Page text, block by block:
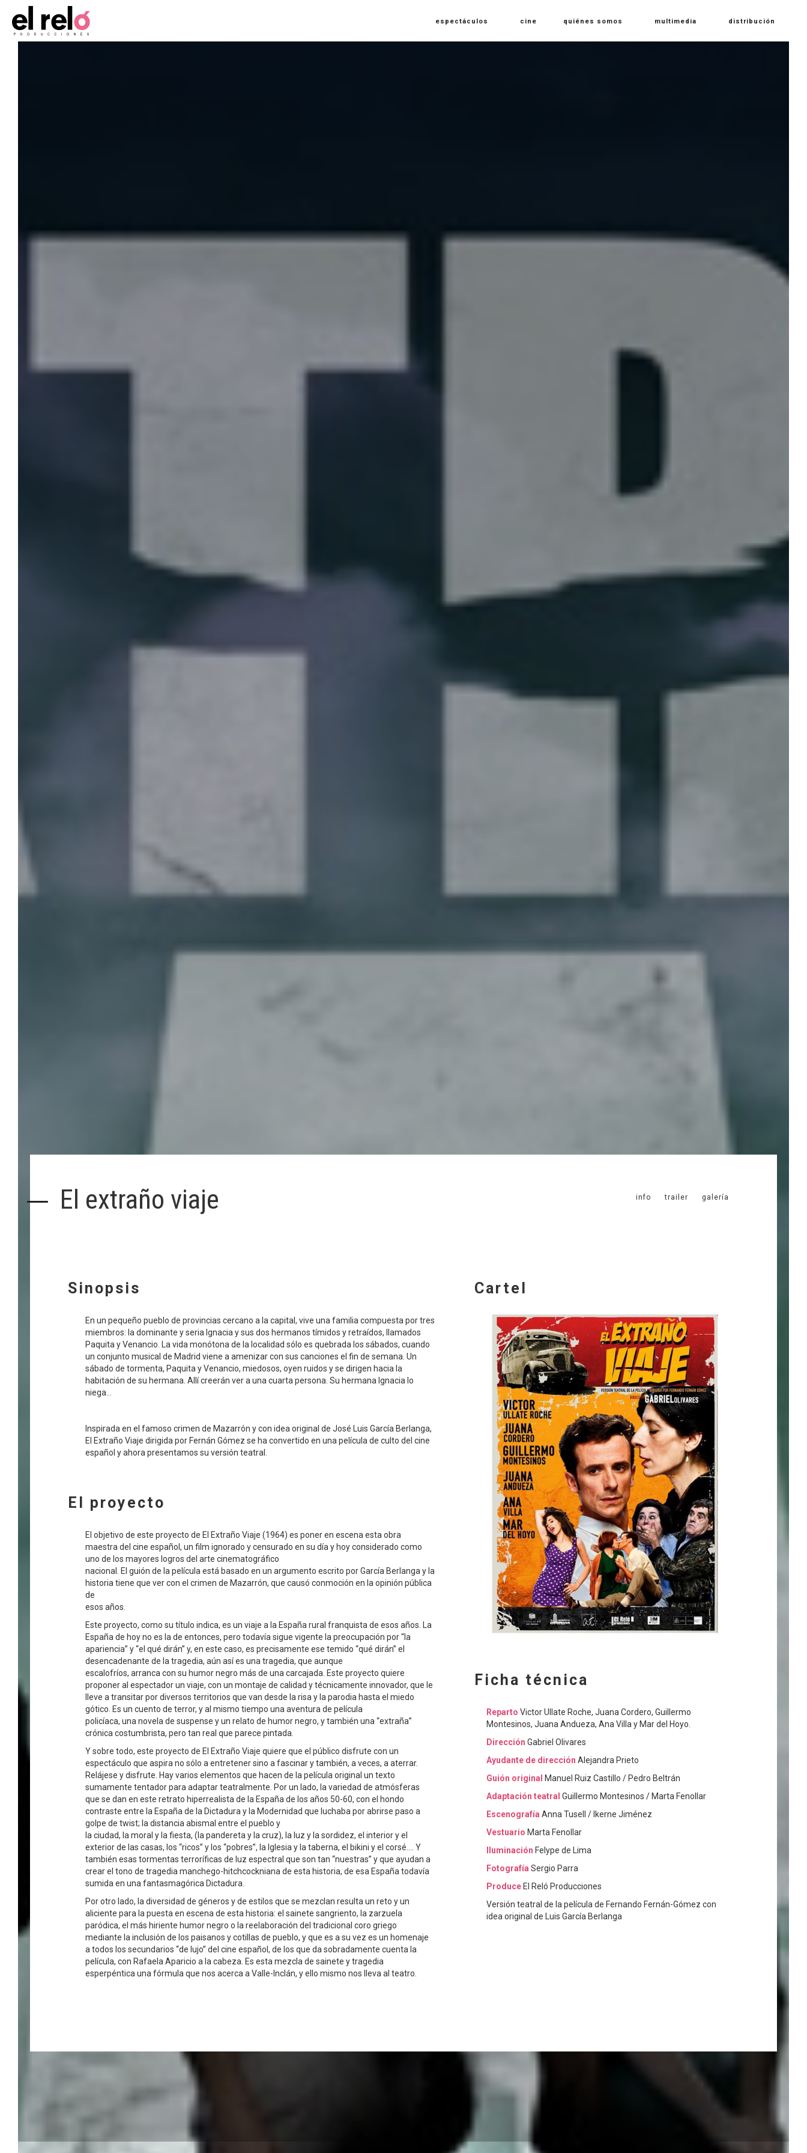
espectáculos cine quiénes somos multimedia distribución
El extraño viaje info trailer galería
Sinopsis
En un pequeño pueblo de provincias cercano a la capital, vive una familia compuesta por tres
miembros: la dominante y seria Ignacia y sus dos hermanos tímidos y retraídos, llamados
Paquita y Venancio. La vida monótona de la localidad sólo es quebrada los sábados, cuando
un conjunto musical de Madrid viene a amenizar con sus canciones el fin de semana. Un
sábado de tormenta, Paquita y Venancio, miedosos, oyen ruidos y se dirigen hacia la
habitación de su hermana. Allí creerán ver a una cuarta persona. Su hermana Ignacia lo
niega…
Inspirada en el famoso crimen de Mazarrón y con idea original de José Luis García Berlanga,
El Extraño Viaje dirigida por Fernán Gómez se ha convertido en una película de culto del cine
español y ahora presentamos su versión teatral.
El proyecto
El objetivo de este proyecto de El Extraño Viaje (1964) es poner en escena esta obra
maestra del cine español, un film ignorado y censurado en su día y hoy considerado como
uno de los mayores logros del arte cinematográfico
nacional. El guión de la película está basado en un argumento escrito por García Berlanga y la
historia tiene que ver con el crimen de Mazarrón, que causó conmoción en la opinión pública
de
esos años.
Este proyecto, como su título indica, es un viaje a la España rural franquista de esos años. La
España de hoy no es la de entonces, pero todavía sigue vigente la preocupación por “la
apariencia” y “el qué dirán” y, en este caso, es precisamente ese temido “qué dirán” el
desencadenante de la tragedia, aún así es una tragedia, que aunque
escalofríos, arranca con su humor negro más de una carcajada. Este proyecto quiere
proponer al espectador un viaje, con un montaje de calidad y técnicamente innovador, que le
lleve a transitar por diversos territorios que van desde la risa y la parodia hasta el miedo
gótico. Es un cuento de terror, y al mismo tiempo una aventura de película
policíaca, una novela de suspense y un relato de humor negro, y también una “extraña”
crónica costumbrista, pero tan real que parece pintada.
Y sobre todo, este proyecto de El Extraño Viaje quiere que el público disfrute con un
espectáculo que aspira no sólo a entretener sino a fascinar y también, a veces, a aterrar.
Relájese y disfrute. Hay varios elementos que hacen de la película original un texto
sumamente tentador para adaptar teatralmente. Por un lado, la variedad de atmósferas
que se dan en este retrato hiperrealista de la España de los años 50-60, con el hondo
contraste entre la España de la Dictadura y la Modernidad que luchaba por abrirse paso a
golpe de twist; la distancia abismal entre el pueblo y
la ciudad, la moral y la fiesta, (la pandereta y la cruz), la luz y la sordidez, el interior y el
exterior de las casas, los “ricos” y los “pobres”, la Iglesia y la taberna, el bikini y el corsé…. Y
también esas tormentas terroríficas de luz espectral que son tan “nuestras” y que ayudan a
crear el tono de tragedia manchego-hitchcockniana de esta historia, de esa España todavía
sumida en una fantasmagórica Dictadura.
Por otro lado, la diversidad de géneros y de estilos que se mezclan resulta un reto y un
aliciente para la puesta en escena de esta historia: el sainete sangriento, la zarzuela
paródica, el más hiriente humor negro o la reelaboración del tradicional coro griego
mediante la inclusión de los paisanos y cotillas de pueblo, y que es a su vez es un homenaje
a todos los secundarios “de lujo” del cine español, de los que da sobradamente cuenta la
película, con Rafaela Aparicio a la cabeza. Es esta mezcla de sainete y tragedia
esperpéntica una fórmula que nos acerca a Valle-Inclán, y ello mismo nos lleva al teatro.
Cartel
Ficha técnica
Reparto Victor Ullate Roche, Juana Cordero, Guillermo
Montesinos, Juana Andueza, Ana Villa y Mar del Hoyo.
Dirección Gabriel Olivares
Ayudante de dirección Alejandra Prieto
Guión original
Manuel Ruiz Castillo / Pedro Beltrán
Adaptación teatral Guillermo Montesinos / Marta Fenollar
Escenografía Anna Tusell / Ikerne Jiménez
Vestuario Marta Fenollar
Iluminación Felype de Lima
Fotografía Sergio Parra
ProduceEl Reló Producciones
Versión teatral de la película de Fernando Fernán-Gómez con
idea original de Luis García Berlanga